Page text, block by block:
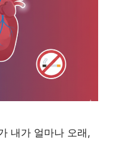
내가 얼마나 오래,